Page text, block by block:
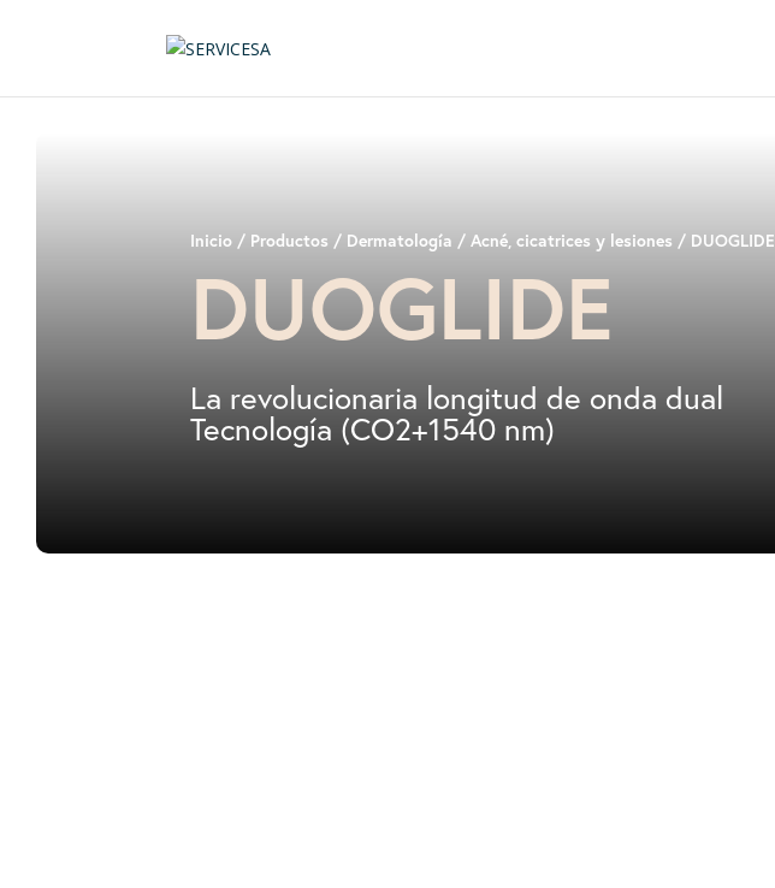
Inicio / Productos / Dermatología /Acné, cicatrices y lesiones / DUOGLIDE
DUOGLIDE
La revolucionaria longitud de onda dual
Tecnología (CO2+1540 nm)